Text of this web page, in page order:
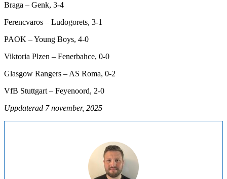
Braga – Genk, 3-4
Ferencvaros – Ludogorets, 3-1
PAOK – Young Boys, 4-0
Viktoria Plzen – Fenerbahce, 0-0
Glasgow Rangers – AS Roma, 0-2
VfB Stuttgart – Feyenoord, 2-0
Uppdaterad 7 november, 2025